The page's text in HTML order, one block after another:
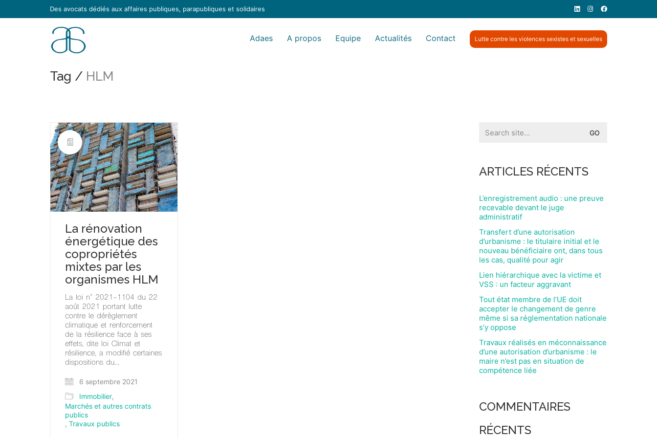
Des avocats dédiés aux affaires publiques, parapubliques et solidaires
Adaes A propos Equipe Actualités Contact Lutte contre les violences sexistes et sexuelles
Tag / HLM
La rénovation
énergétique des
copropriétés
mixtes par les
organismes HLM
La loi n° 2021-1104 du 22
août 2021 portant lutte
contre le dérèglement
climatique et renforcement
de la résilience face à ses
effets, dite loi Climat et
résilience, a modifié certaines
dispositions du…
6 septembre 2021
Immobilier,
Marchés et autres contrats
publics
, Travaux publics
for:
ARTICLES RÉCENTS
L’enregistrement audio : une preuve
recevable devant le juge
administratif
Transfert d’une autorisation
d’urbanisme : le titulaire initial et le
nouveau bénéficiaire ont, dans tous
les cas, qualité pour agir
Lien hiérarchique avec la victime et
VSS : un facteur aggravant
Tout état membre de l’UE doit
accepter le changement de genre
même si sa réglementation nationale
s’y oppose
Travaux réalisés en méconnaissance
d’une autorisation d’urbanisme : le
maire n’est pas en situation de
compétence liée
COMMENTAIRES
RÉCENTS